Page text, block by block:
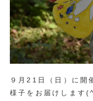
９月21日（日）に開
様子をお届けします